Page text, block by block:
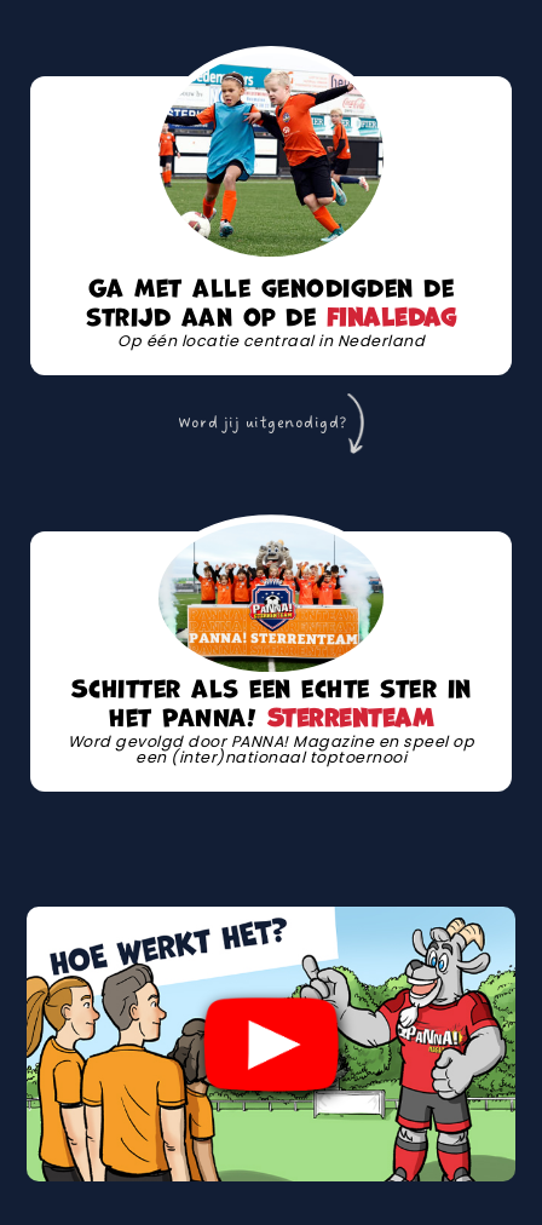
Ga met alle genodigden de
strijd aan op de finaledag
Op één locatie centraal in Nederland
Word jij uitgenodigd?
Schitter als een echte ster in
het PANNA! Sterrenteam
Word gevolgd door PANNA! Magazine en speel op
een (inter)nationaal toptoernooi